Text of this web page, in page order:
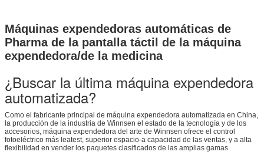
Máquinas expendedoras automáticas de
Pharma de la pantalla táctil de la máquina
expendedora/de la medicina
¿Buscar la última máquina expendedora
automatizada?
Como el fabricante principal de máquina expendedora automatizada en China,
la producción de la industria de Winnsen el estado de la tecnología y de los
accesorios, máquina expendedora del arte de Winnsen ofrece el control
fotoeléctrico más leatest, superior espacio-a capacidad de las ventas, y a alta
flexibilidad en vender los paquetes clasificados de las amplias gamas.